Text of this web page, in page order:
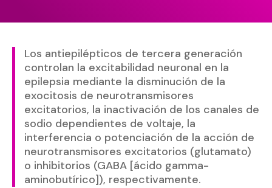
Los antiepilépticos de tercera generación
controlan la excitabilidad neuronal en la
epilepsia mediante la disminución de la
exocitosis de neurotransmisores
excitatorios, la inactivación de los canales de
sodio dependientes de voltaje, la
interferencia o potenciación de la acción de
neurotransmisores excitatorios (glutamato)
o inhibitorios (GABA [ácido gamma-
aminobutírico]), respectivamente.